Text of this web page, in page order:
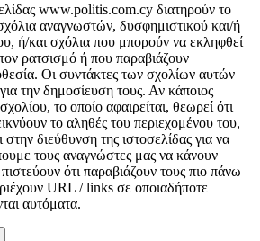
www.politis.com.cy διατηρούν το
αναγνωστών, δυσφημιστικού και/ή
ή/και σχόλια που μπορούν να εκληφθεί
ρατσισμό ή που παραβιάζουν
Οι συντάκτες των σχολίων αυτών
την δημοσίευση τους. Αν κάποιος
το οποίο αφαιρείται, θεωρεί ότι
το αληθές του περιεχομένου του,
στην διεύθυνση της ιστοσελίδας για να
τους αναγνώστες μας να κάνουν
ότι παραβιάζουν τους πιο πάνω
URL / links σε οποιαδήποτε
αυτόματα.